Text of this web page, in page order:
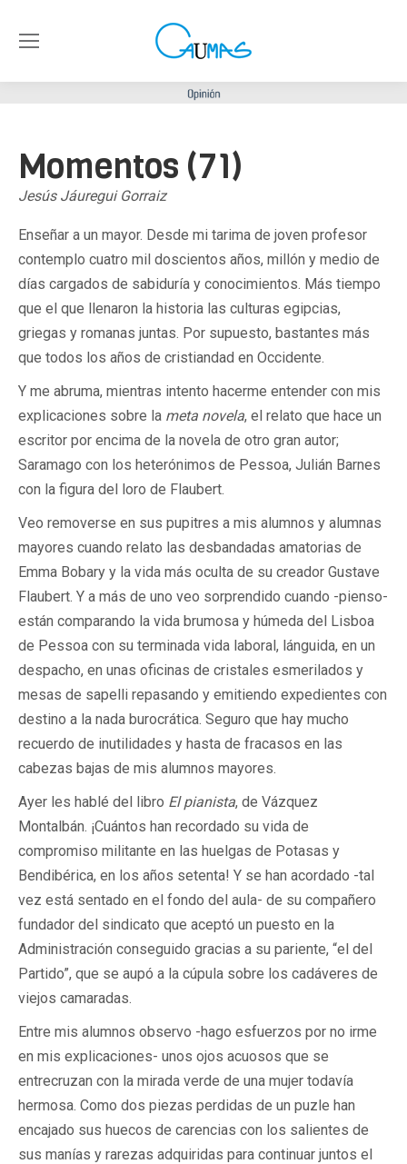
Momentos (71)
Jesús Jáuregui Gorraiz
Enseñar a un mayor. Desde mi tarima de joven profesor
contemplo cuatro mil doscientos años, millón y medio de
días cargados de sabiduría y conocimientos. Más tiempo
que el que llenaron la historia las culturas egipcias,
griegas y romanas juntas. Por supuesto, bastantes más
que todos los años de cristiandad en Occidente.
Y me abruma, mientras intento hacerme entender con mis
explicaciones sobre la meta novela, el relato que hace un
escritor por encima de la novela de otro gran autor;
Saramago con los heterónimos de Pessoa, Julián Barnes
con la figura del loro de Flaubert.
Veo removerse en sus pupitres a mis alumnos y alumnas
mayores cuando relato las desbandadas amatorias de
Emma Bobary y la vida más oculta de su creador Gustave
Flaubert. Y a más de uno veo sorprendido cuando -pienso-
están comparando la vida brumosa y húmeda del Lisboa
de Pessoa con su terminada vida laboral, lánguida, en un
despacho, en unas oficinas de cristales esmerilados y
mesas de sapelli repasando y emitiendo expedientes con
destino a la nada burocrática. Seguro que hay mucho
recuerdo de inutilidades y hasta de fracasos en las
cabezas bajas de mis alumnos mayores.
Ayer les hablé del libro El pianista, de Vázquez
Montalbán. ¡Cuántos han recordado su vida de
compromiso militante en las huelgas de Potasas y
Bendibérica, en los años setenta! Y se han acordado -tal
vez está sentado en el fondo del aula- de su compañero
fundador del sindicato que aceptó un puesto en la
Administración conseguido gracias a su pariente, “el del
Partido”, que se aupó a la cúpula sobre los cadáveres de
viejos camaradas.
Entre mis alumnos observo -hago esfuerzos por no irme
en mis explicaciones- unos ojos acuosos que se
entrecruzan con la mirada verde de una mujer todavía
hermosa. Como dos piezas perdidas de un puzle han
encajado sus huecos de carencias con los salientes de
sus manías y rarezas adquiridas para continuar juntos el